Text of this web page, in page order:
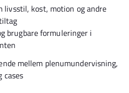
livsstil, kost, motion og andre
brugbare formuleringer i
mellem plenumundervisning,
cases